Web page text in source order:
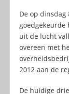
De op
goedgekeurde
uit de lucht
overeen met
2012 aan de
De huidige